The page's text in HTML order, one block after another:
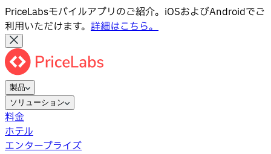
PriceLabsモバイルアプリのご紹介。iOSおよびAndroidでご
利用いただけます。 詳細はこちら。
製品
ソリューション
料金
ホテル
エンタープライズ